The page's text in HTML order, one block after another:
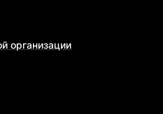
организации